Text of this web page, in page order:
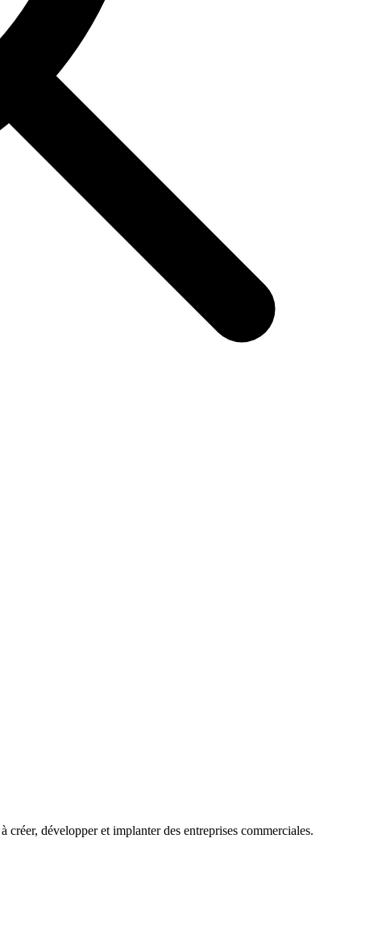
développer et implanter des entreprises commerciales.